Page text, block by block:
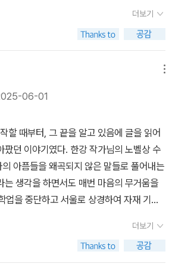
바라며이 책을 추천 드리는 바입니다.
했나 싶었는데 이런 일을 겪으니 글을 읽는
이에, 죽임을 당했던 사람들. 생각만 해도
로 차이나지 않은 그 나이를 가진 학생이었
은 나이를 가진 사람도 있었겠지만.p.74 도
까?잊어서는 안 되는 역사 중에 하나가 아
잘 알지 못하는 분들이 꼭 읽어주었으면 한
아직도 5.18에 대해 안 좋게 말을 하는 사
길지 않으니 잠깐 시간내서 읽어보길 바
과 작가의 말 등 다양한 이야기가 있기에
. ___작가의 말을 보면 실존 인물인 박인배
이 책에서 풀어낸 것이다.p.139 지금 쓰
니니, 쓰라린 가난 속에 열여덟 살의 나이로
까운 박인배 군의 삶을, 박인호가 아닌, 박
더보기
06-01
할 때부터, 그 끝을 알고 있음에 글을 읽어
팠던 이야기였다. 한강 작가님의 노벨상 수
을 왜곡되지 않은 말들로 풀어내는
는 생각을 하면서도 매번 마음의 무거움을
업을 중단하고 서울로 상경하여 자재 기술
에서 일하는 순미를 만나게 되고, 18살 꽃다
로에 대한 마음을 키워나간다. 인호는 은
을 만들어 순미에게 전한다. 그러나 그들
더보기